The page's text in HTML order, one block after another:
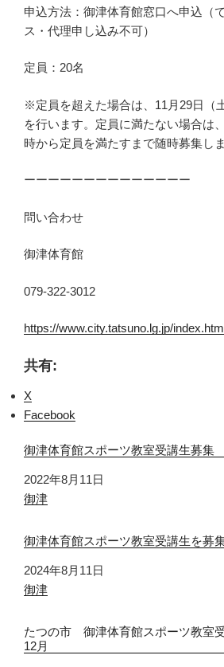
申込方法：御津体育館窓口へ申込（
ス・代理申し込み不可）
定員：20名
※定員を超えた場合は、11月29日（
を行います。定員に満たない場合は
時から定員を満たすまで随時募集しま
ーーーーーーーーーーーーーー
問い合わせ
御津体育館
079-322-3012
https://www.city.tatsuno.lg.jp/
共有:
X
Facebook
御津体育館スポーツ教室受講生募集
日付
2022年8月11日
関連理由
御津
御津体育館スポーツ教室受講生を募
日付
2024年8月11日
関連理由
御津
たつの市 御津体育館スポーツ教
12月